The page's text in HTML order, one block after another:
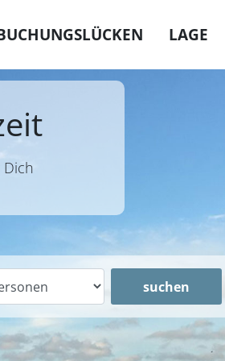
LAGE
suchen